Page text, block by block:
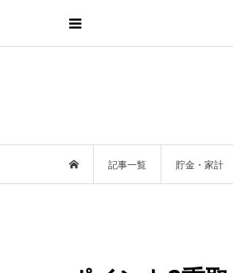
記事一覧 貯金・家計